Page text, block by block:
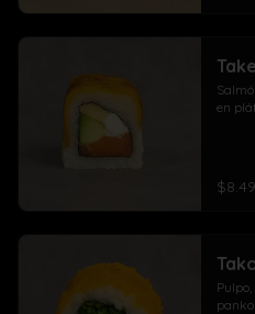
en
panko